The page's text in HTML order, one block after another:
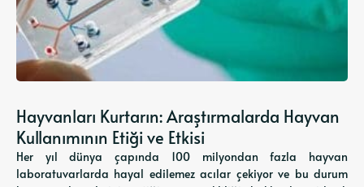
Hayvanları Kurtarın: Araştırmalarda Hayvan
Kullanımının Etiği ve Etkisi
Her yıl dünya çapında 100 milyondan fazla hayvan
laboratuvarlarda hayal edilemez acılar çekiyor ve bu durum